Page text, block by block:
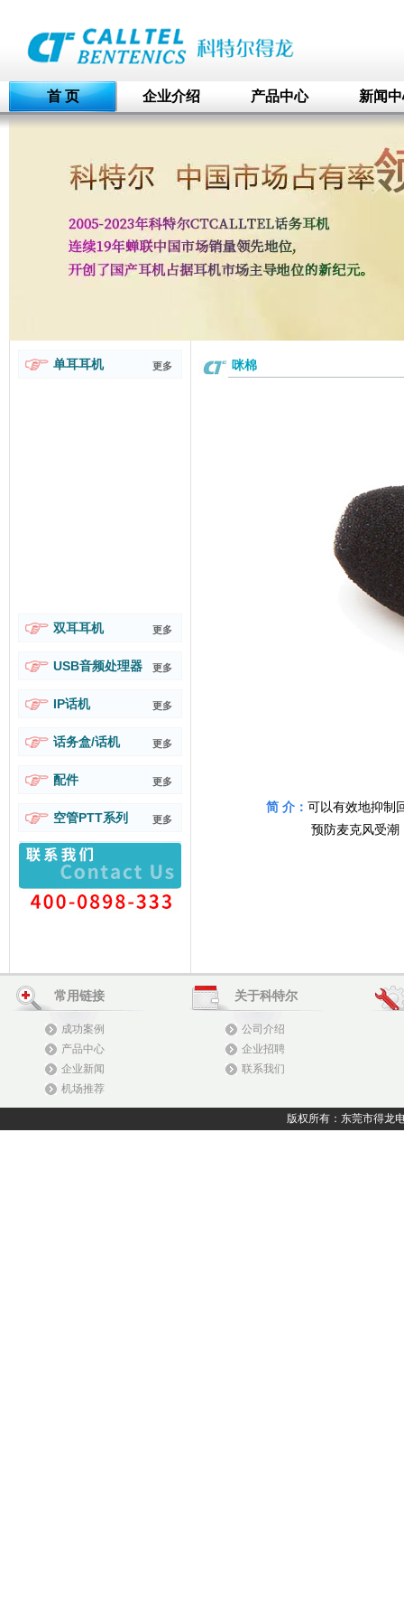
首 页 企业介绍 产品中心 新闻
单耳耳机 更多
双耳耳机 更多
USB音频处理器 更多
IP话机 更多
话务盒/话机 更多
配件 更多
空管PTT系列 更多
咪棉
简 介： 可以有效地抑制
预防麦克风受潮
常用链接
成功案例
产品中心
企业新闻
机场推荐
关于科特尔
公司介绍
企业招聘
联系我们
版权所有：东莞市得龙